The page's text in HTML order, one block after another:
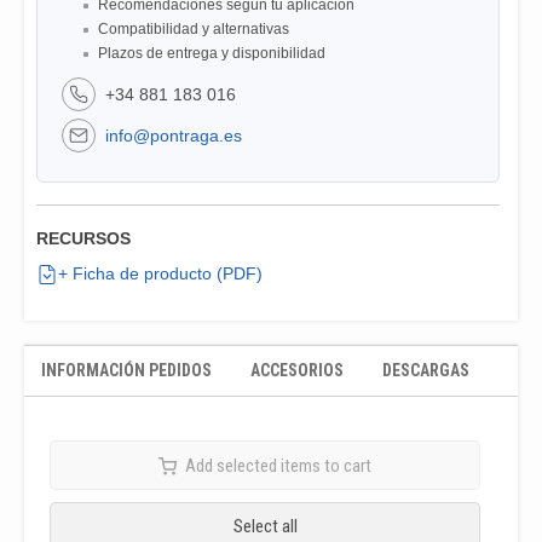
Recomendaciones según tu aplicación
Compatibilidad y alternativas
Plazos de entrega y disponibilidad
+34 881 183 016
info@pontraga.es
RECURSOS
+ Ficha de producto (PDF)
INFORMACIÓN PEDIDOS ACCESORIOS DESCARGAS
Add selected items to cart
Select all